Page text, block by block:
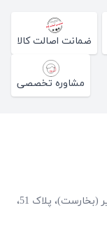
ضمانت اصالت کالا
مشاوره تخصصی
آدرس: تهران، میدان آرژانتین، ابتدای احمد قصیر (بخارست)، پلاک 51،